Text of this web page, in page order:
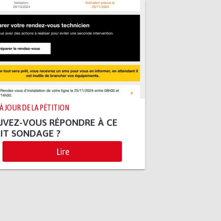
JOUR DE LA PÉTITION
VOUS RÉPONDRE À CE
SONDAGE ?
Lire